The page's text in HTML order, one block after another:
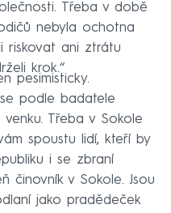
Třeba v době
nebyla ochotna
riskovat ani ztrátu
krok.“
pesimisticky.
se podle badatele
venku. Třeba v Sokole
spoustu lidí, kteří by
i se zbraní
činovník v Sokole. Jsou
jako pradědeček